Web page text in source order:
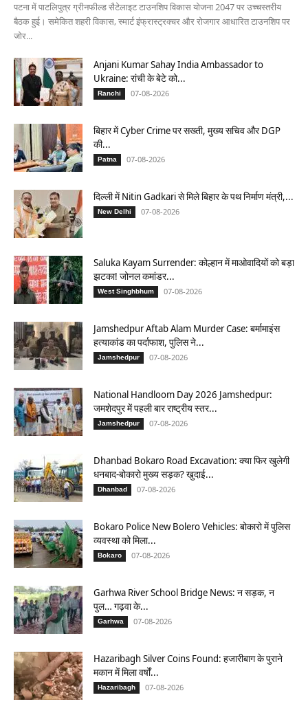
पटना में पाटलिपुत्र ग्रीनफील्ड सैटेलाइट टाउनशिप विकास योजना 2047 पर उच्चस्तरीय
बैठक हुई। समेकित शहरी विकास, स्मार्ट इंफ्रास्ट्रक्चर और रोजगार आधारित टाउनशिप पर
जोर...
Anjani Kumar Sahay India Ambassador to
Ukraine: रांची के बेटे को...
Ranchi 07-08-2026
बिहार में Cyber Crime पर सख्ती, मुख्य सचिव और DGP
की...
Patna 07-08-2026
दिल्ली में Nitin Gadkari से मिले बिहार के पथ निर्माण मंत्री,...
New Delhi 07-08-2026
Saluka Kayam Surrender: कोल्हान में माओवादियों को बड़ा
झटका! जोनल कमांडर...
West Singhbhum 07-08-2026
Jamshedpur Aftab Alam Murder Case: बर्मामाइंस
हत्याकांड का पर्दाफाश, पुलिस ने...
Jamshedpur 07-08-2026
National Handloom Day 2026 Jamshedpur:
जमशेदपुर में पहली बार राष्ट्रीय स्तर...
Jamshedpur 07-08-2026
Dhanbad Bokaro Road Excavation: क्या फिर खुलेगी
धनबाद-बोकारो मुख्य सड़क? खुदाई...
Dhanbad 07-08-2026
Bokaro Police New Bolero Vehicles: बोकारो में पुलिस
व्यवस्था को मिला...
Bokaro 07-08-2026
Garhwa River School Bridge News: न सड़क, न
पुल… गढ़वा के...
Garhwa 07-08-2026
Hazaribagh Silver Coins Found: हजारीबाग के पुराने
मकान में मिला वर्षों...
Hazaribagh 07-08-2026